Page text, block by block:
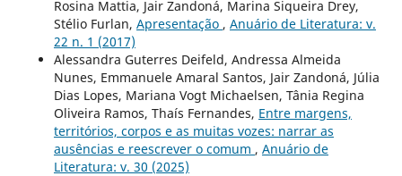
Rosina Mattia, Jair Zandoná, Marina Siqueira Drey,
Stélio Furlan, Apresentação , Anuário de Literatura: v.
22 n. 1 (2017)
Alessandra Guterres Deifeld, Andressa Almeida
Nunes, Emmanuele Amaral Santos, Jair Zandoná, Júlia
Dias Lopes, Mariana Vogt Michaelsen, Tânia Regina
Oliveira Ramos, Thaís Fernandes, Entre margens,
territórios, corpos e as muitas vozes: narrar as
ausências e reescrever o comum , Anuário de
Literatura: v. 30 (2025)